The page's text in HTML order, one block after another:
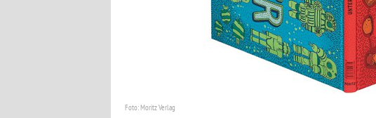
Foto: Moritz Verlag